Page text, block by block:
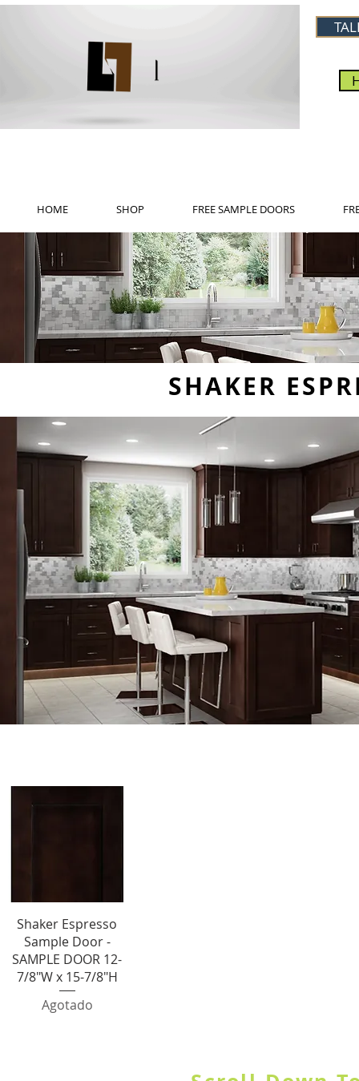
HOME SHOP FREE SAMPLE DOORS
SHAKER
Vista rápida
Shaker Espresso
Sample Door -
SAMPLE DOOR 12-
7/8"W x 15-7/8"H
Agotado